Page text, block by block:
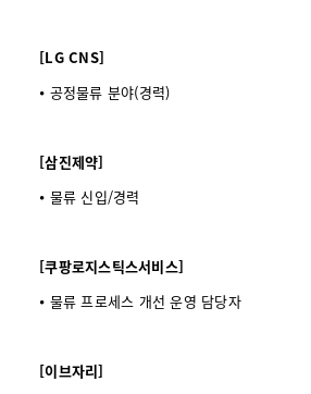
[LG CNS]
⦁ 공정물류 분야(경력)
[삼진제약]
⦁ 물류 신입/경력
[쿠팡로지스틱스서비스]
⦁ 물류 프로세스 개선 운영 담당자
[이브자리]